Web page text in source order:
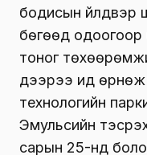
бодисын үйлдвэр
бөгөөд одоогоор
тоног
дээрээ ид өрнөж
технологийн
Эмульсийн
сарын 25-нд